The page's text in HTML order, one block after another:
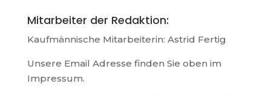
Mitarbeiter der Redaktion:
Kaufmännische Mitarbeiterin: Astrid Fertig
Unsere Email Adresse finden Sie oben im
Impressum.